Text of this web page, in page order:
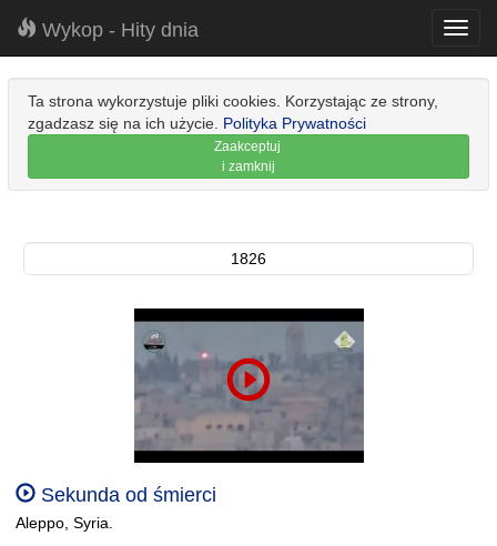
Wykop - Hity dnia
Ta strona wykorzystuje pliki cookies. Korzystając ze strony,
zgadzasz się na ich użycie. Polityka Prywatności
Zaakceptuj
i zamknij
1826
Sekunda od śmierci
Aleppo, Syria.